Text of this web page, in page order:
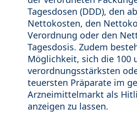
Tagesdosen (DDD), den
Nettokosten, den
Verordnung oder den
Tagesdosis. Zudem
Möglichkeit, sich die 100
verordnungsstärksten
teuersten Präparate im
Arzneimittelmarkt als
anzeigen zu lassen.